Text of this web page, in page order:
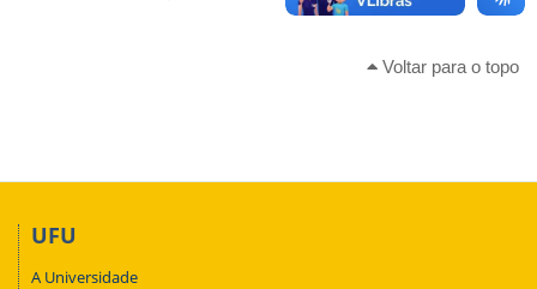
Voltar para o topo
UFU
A Universidade